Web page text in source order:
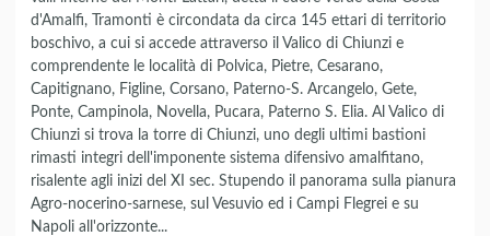
d'Amalfi, Tramonti è circondata da circa 145 ettari di territorio
boschivo, a cui si accede attraverso il Valico di Chiunzi e
comprendente le località di Polvica, Pietre, Cesarano,
Capitignano, Figline, Corsano, Paterno-S. Arcangelo, Gete,
Ponte, Campinola, Novella, Pucara, Paterno S. Elia. Al Valico di
Chiunzi si trova la torre di Chiunzi, uno degli ultimi bastioni
rimasti integri dell'imponente sistema difensivo amalfitano,
risalente agli inizi del XI sec. Stupendo il panorama sulla pianura
Agro-nocerino-sarnese, sul Vesuvio ed i Campi Flegrei e su
Napoli all'orizzonte...